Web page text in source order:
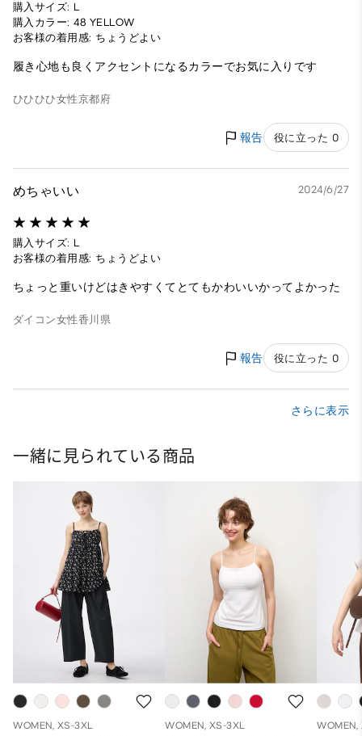
購入サイズ: L
購入カラー: 48 YELLOW
お客様の着用感: ちょうどよい
履き心地も良くアクセントになるカラーでお気に入りです
ひひひひ女性京都府
報告 役に立った 0
めちゃいい 2024/6/27
購入サイズ: L
お客様の着用感: ちょうどよい
ちょっと重いけどはきやすくてとてもかわいいかってよかった
ダイコン女性香川県
報告 役に立った 0
さらに表示
一緒に見られている商品
WOMEN, XS-3XL WOMEN, XS-3XL WOMEN,